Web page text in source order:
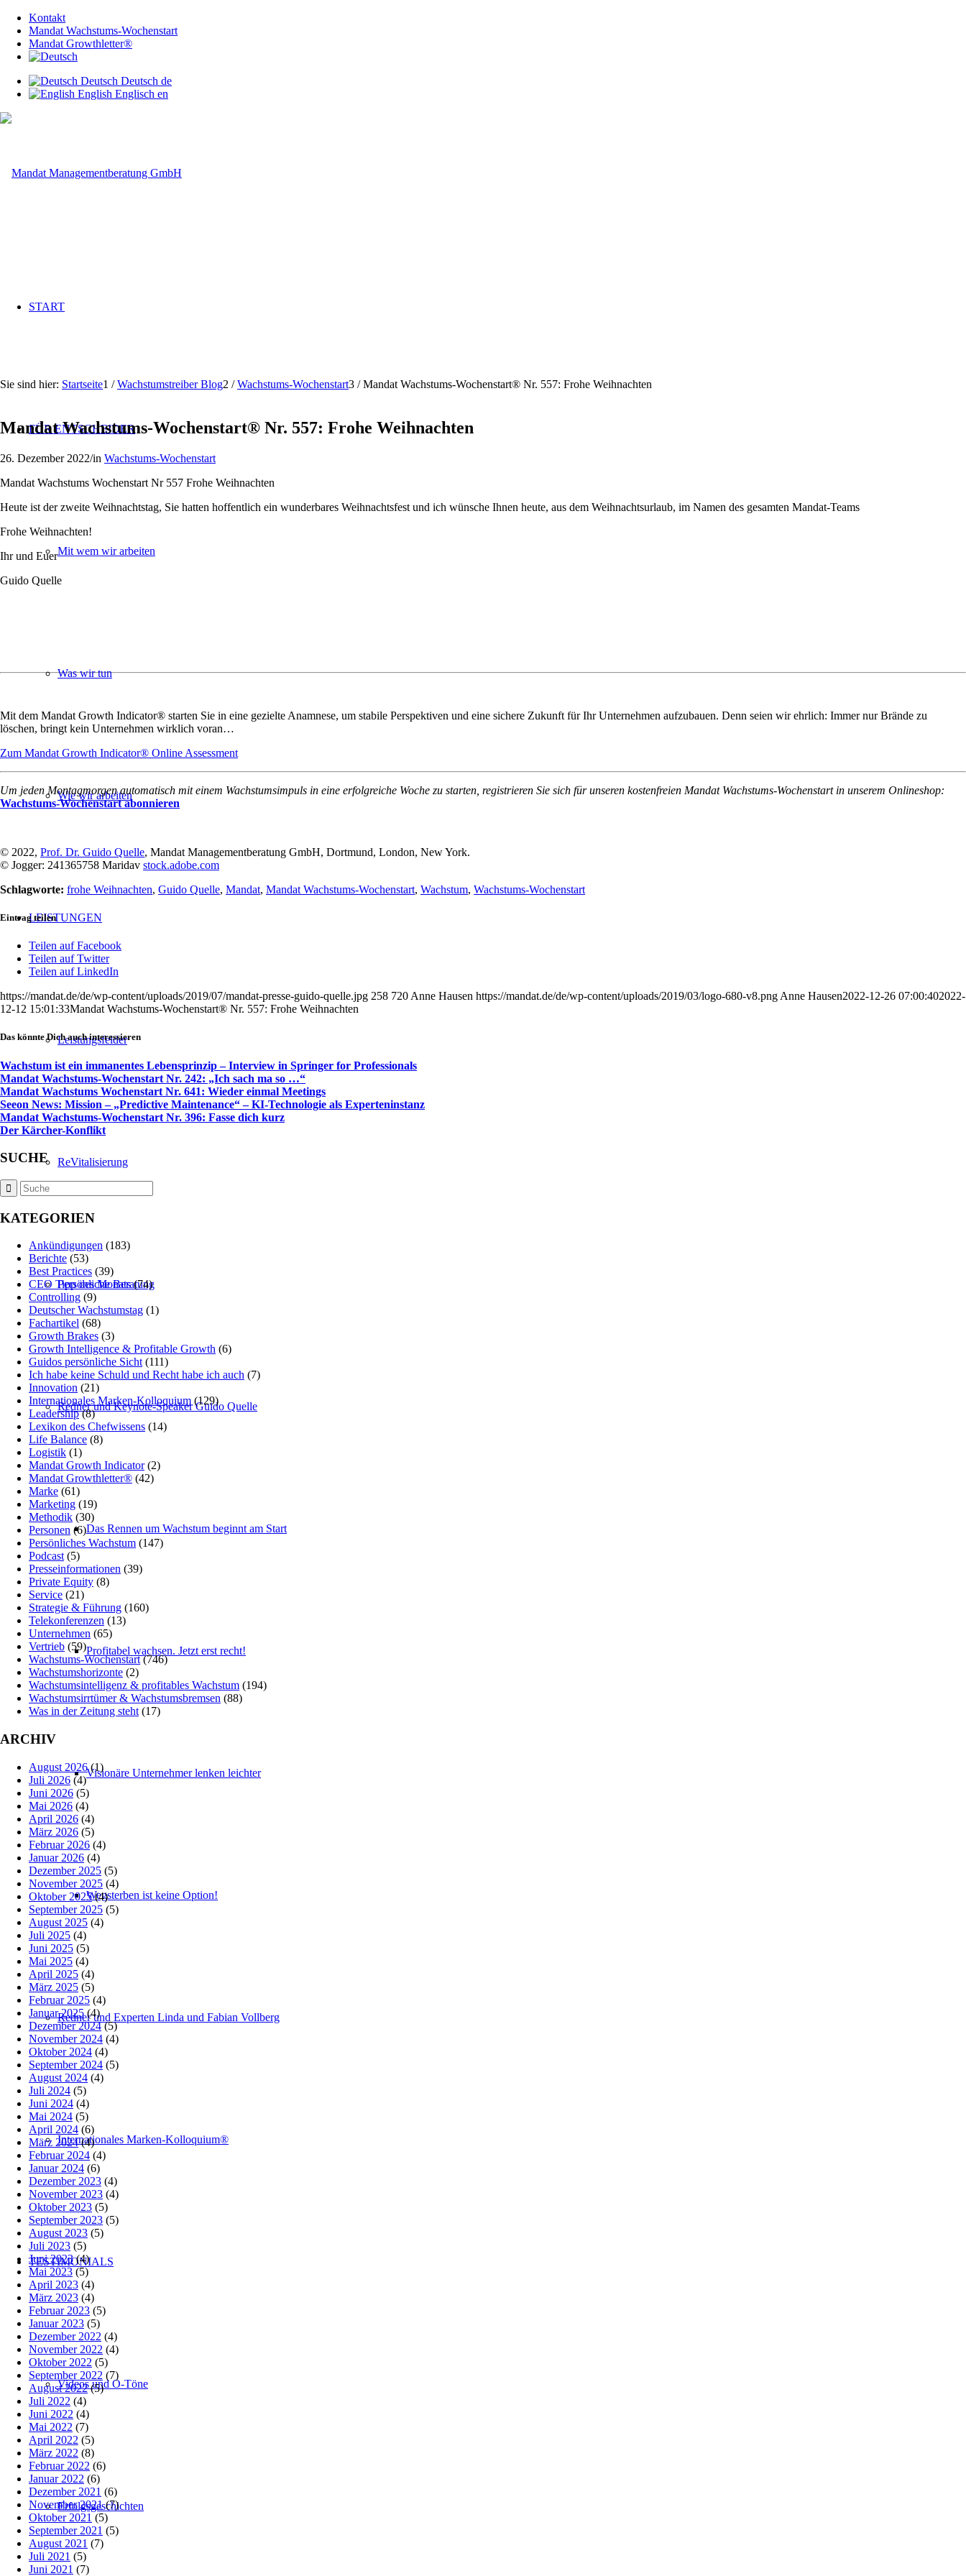
Kontakt
Mandat Wachstums-Wochenstart
Mandat Growthletter®
Deutsch Deutsch de
English Englisch en
START
FÜR ENTSCHEIDER
Mit wem wir arbeiten
Was wir tun
Wie wir arbeiten
LEISTUNGEN
Leistungsfelder
ReVitalisierung
Persönliche Beratung
Redner und Keynote-Speaker Guido Quelle
Das Rennen um Wachstum beginnt am Start
Profitabel wachsen. Jetzt erst recht!
Visionäre Unternehmer lenken leichter
Wegsterben ist keine Option!
Redner und Experten Linda und Fabian Vollberg
Internationales Marken-Kolloquium®
TESTIMONIALS
Videos und O-Töne
Erfolgsgeschichten
Sie sind hier: Startseite1 / Wachstumstreiber Blog2 / Wachstums-Wochenstart3 / Mandat Wachstums-Wochenstart® Nr. 557: Frohe Weihnachten
Mandat Wachstums-Wochenstart® Nr. 557: Frohe Weihnachten
26. Dezember 2022/in Wachstums-Wochenstart
Mandat Wachstums Wochenstart Nr 557 Frohe Weihnachten
Heute ist der zweite Weihnachtstag, Sie hatten hoffentlich ein wunderbares Weihnachtsfest und ich wünsche Ihnen heute, aus dem Weihnachtsurlaub, im Namen des gesamten Mandat-Teams
Frohe Weihnachten!
Ihr und Euer
Guido Quelle
Mit dem Mandat Growth Indicator® starten Sie in eine gezielte Anamnese, um stabile Perspektiven und eine sichere Zukunft für Ihr Unternehmen aufzubauen. Denn seien wir ehrlich: Immer nur Brände zu
löschen, bringt kein Unternehmen wirklich voran…
Zum Mandat Growth Indicator® Online Assessment
Um jeden Montagmorgen automatisch mit einem Wachstumsimpuls in eine erfolgreiche Woche zu starten, registrieren Sie sich für unseren kostenfreien Mandat Wachstums-Wochenstart in unserem Onlineshop:
Wachstums-Wochenstart abonnieren
© 2022, Prof. Dr. Guido Quelle, Mandat Managementberatung GmbH, Dortmund, London, New York.
© Jogger: 241365758 Maridav stock.adobe.com
Schlagworte: frohe Weihnachten, Guido Quelle, Mandat, Mandat Wachstums-Wochenstart, Wachstum, Wachstums-Wochenstart
Eintrag teilen
Teilen auf Facebook
Teilen auf Twitter
Teilen auf LinkedIn
https://mandat.de/de/wp-content/uploads/2019/07/mandat-presse-guido-quelle.jpg 258 720 Anne Hausen https://mandat.de/de/wp-content/uploads/2019/03/logo-680-v8.png Anne Hausen2022-12-26 07:00:402022-
12-12 15:01:33Mandat Wachstums-Wochenstart® Nr. 557: Frohe Weihnachten
Das könnte Dich auch interessieren
Wachstum ist ein immanentes Lebensprinzip – Interview in Springer for Professionals
Mandat Wachstums-Wochenstart Nr. 242: „Ich sach ma so …“
Mandat Wachstums Wochenstart Nr. 641: Wieder einmal Meetings
Seeon News: Mission – „Predictive Maintenance“ – KI-Technologie als Experteninstanz
Mandat Wachstums-Wochenstart Nr. 396: Fasse dich kurz
Der Kärcher-Konflikt
SUCHE
KATEGORIEN
Ankündigungen (183)
Berichte (53)
Best Practices (39)
CEO Tipp des Monats(74)
Controlling (9)
Deutscher Wachstumstag (1)
Fachartikel (68)
Growth Brakes (3)
Growth Intelligence & Profitable Growth (6)
Guidos persönliche Sicht (111)
Ich habe keine Schuld und Recht habe ich auch (7)
Innovation (21)
Internationales Marken-Kolloquium (129)
Leadership(8)
Lexikon des Chefwissens (14)
Life Balance (8)
Logistik (1)
Mandat Growth Indicator(2)
Mandat Growthletter® (42)
Marke (61)
Marketing (19)
Methodik (30)
Personen (6)
Persönliches Wachstum (147)
Podcast (5)
Presseinformationen (39)
Private Equity (8)
Service (21)
Strategie & Führung (160)
Telekonferenzen (13)
Unternehmen (65)
Vertrieb (59)
Wachstums-Wochenstart(746)
Wachstumshorizonte (2)
Wachstumsintelligenz & profitables Wachstum (194)
Wachstumsirrtümer & Wachstumsbremsen (88)
Was in der Zeitung steht (17)
ARCHIV
August 2026(1)
Juli 2026 (4)
Juni 2026 (5)
Mai 2026 (4)
April 2026 (4)
März 2026 (5)
Februar 2026 (4)
Januar 2026 (4)
Dezember 2025 (5)
November 2025 (4)
Oktober 2025(4)
September 2025 (5)
August 2025 (4)
Juli 2025 (4)
Juni 2025 (5)
Mai 2025 (4)
April 2025 (4)
März 2025 (5)
Februar 2025 (4)
Januar 2025(4)
Dezember 2024(5)
November 2024 (4)
Oktober 2024 (4)
September 2024 (5)
August 2024 (4)
Juli 2024 (5)
Juni 2024 (4)
Mai 2024 (5)
April 2024 (6)
März 2024(4)
Februar 2024 (4)
Januar 2024 (6)
Dezember 2023 (4)
November 2023 (4)
Oktober 2023 (5)
September 2023 (5)
August 2023 (5)
Juli 2023 (5)
Juni 2023(4)
Mai 2023 (5)
April 2023 (4)
März 2023 (4)
Februar 2023 (5)
Januar 2023 (5)
Dezember 2022 (4)
November 2022 (4)
Oktober 2022 (5)
September 2022 (7)
August 2022(5)
Juli 2022 (4)
Juni 2022 (4)
Mai 2022 (7)
April 2022 (5)
März 2022 (8)
Februar 2022 (6)
Januar 2022 (6)
Dezember 2021 (6)
November 2021(7)
Oktober 2021 (5)
September 2021 (5)
August 2021 (7)
Juli 2021 (5)
Juni 2021 (7)